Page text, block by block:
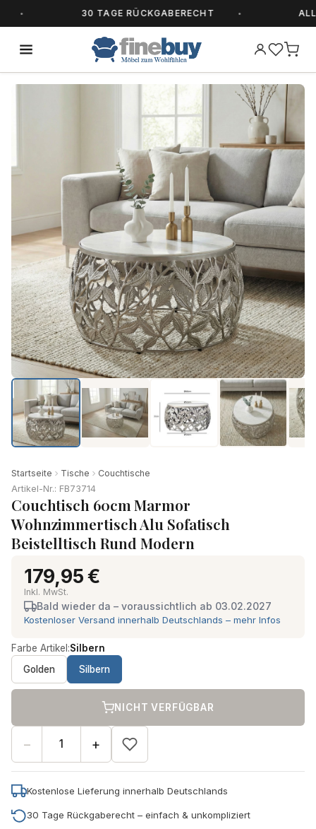
30 TAGE RÜCKGABERECHT ALLE
Produkt-Video ansehen
Startseite Tische
Couchtische
Artikel-Nr.: FB73714
Couchtisch 60cm Marmor
Wohnzimmertisch Alu Sofatisch
Beistelltisch Rund Modern
179,95 €
Inkl. MwSt.
Bald wieder da – voraussichtlich ab 03.02.2027
Kostenloser Versand innerhalb Deutschlands – mehr Infos
Farbe Artikel:Silbern
Golden
Silbern
− +
NICHT VERFÜGBAR
Kostenlose Lieferung innerhalb Deutschlands
30 Tage Rückgaberecht – einfach & unkompliziert